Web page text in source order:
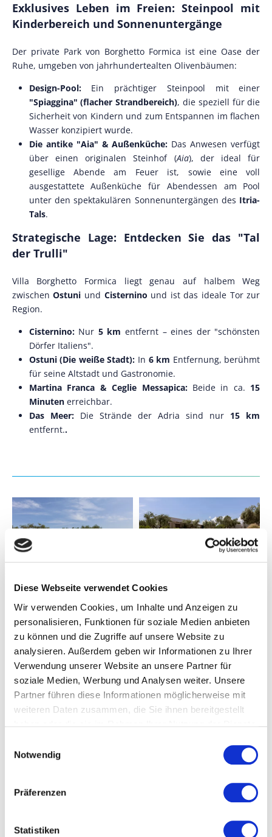
Diese Webseite verwendet Cookies
Wir verwenden Cookies, um Inhalte und Anzeigen zu
personalisieren, Funktionen für soziale Medien anbieten
zu können und die Zugriffe auf unsere Website zu
analysieren. Außerdem geben wir Informationen zu Ihrer
Verwendung unserer Website an unsere Partner für
soziale Medien, Werbung und Analysen weiter. Unsere
Partner führen diese Informationen möglicherweise mit
weiteren Daten zusammen, die Sie ihnen bereitgestellt
Notwendig
Präferenzen
Statistiken
Formica Luxusvilla
mit Pool in Ostuni
Exklusives Leben im Freien: Steinpool mit
Kinderbereich und Sonnenuntergänge
Der private Park von Borghetto Formica ist eine Oase der
Ruhe, umgeben von jahrhundertealten Olivenbäumen:
Design-Pool:Ein prächtiger Steinpool mit einer
"Spiaggina" (flacher Strandbereich), die speziell für die
Sicherheit von Kindern und zum Entspannen im flachen
Wasser konzipiert wurde.
Die antike "Aia" & Außenküche: Das Anwesen verfügt
über einen originalen Steinhof (Aia), der ideal für
gesellige Abende am Feuer ist, sowie eine voll
ausgestattete Außenküche für Abendessen am Pool
unter den spektakulären Sonnenuntergängen des Itria-
Tals.
Strategische Lage: Entdecken Sie das "Tal
der Trulli"
Villa Borghetto Formica liegt genau auf halbem Weg
zwischenOstuni und Cisternino und ist das ideale Tor zur
Region.
Cisternino:Nur 5 km entfernt – eines der "schönsten
Dörfer Italiens".
Ostuni (Die weiße Stadt): In 6 km Entfernung, berühmt
für seine Altstadt und Gastronomie.
Martina Franca & Ceglie Messapica:Beide in ca. 15
Minutenerreichbar.
Das Meer:Die Strände der Adria sind nur 15 km
entfernt..